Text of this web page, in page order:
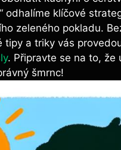
odhalíme ⁤klíčové⁢
zeleného⁤ pokladu.
tipy a triky vás
. ⁣Připravte ⁢se na to,
šmrnc!